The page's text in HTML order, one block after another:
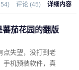
评论 (45) 详细内容
蕃茄花园的翻版
点失望，没打到老
手机预装软件，真